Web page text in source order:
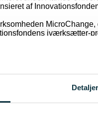
Detaljer
af
iværksætter-
med en ph.d. i
indenfor
og Machine